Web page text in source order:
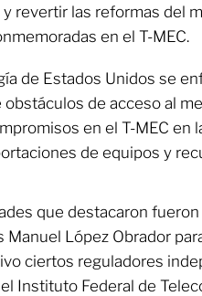
y revertir las reformas del
en el T-MEC.
de Estados Unidos se
obstáculos de acceso al
en el T-MEC en
de equipos y
que destacaron
López Obrador
ciertos reguladores
Instituto Federal de